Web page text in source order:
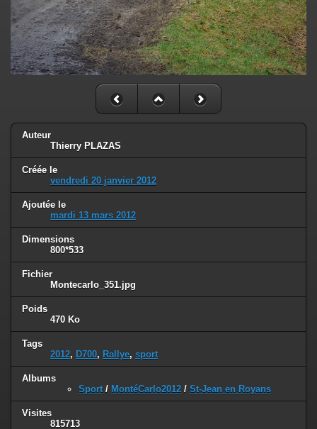
Auteur
Thierry PLAZAS
Créée le
vendredi 20 janvier 2012
Ajoutée le
mardi 13 mars 2012
Dimensions
800*533
Fichier
Montecarlo_351.jpg
Poids
470 Ko
Tags
2012, D700, Rallye, sport
Albums
Sport / MontéCarlo2012 / St-Jean en Royans
Visites
815713